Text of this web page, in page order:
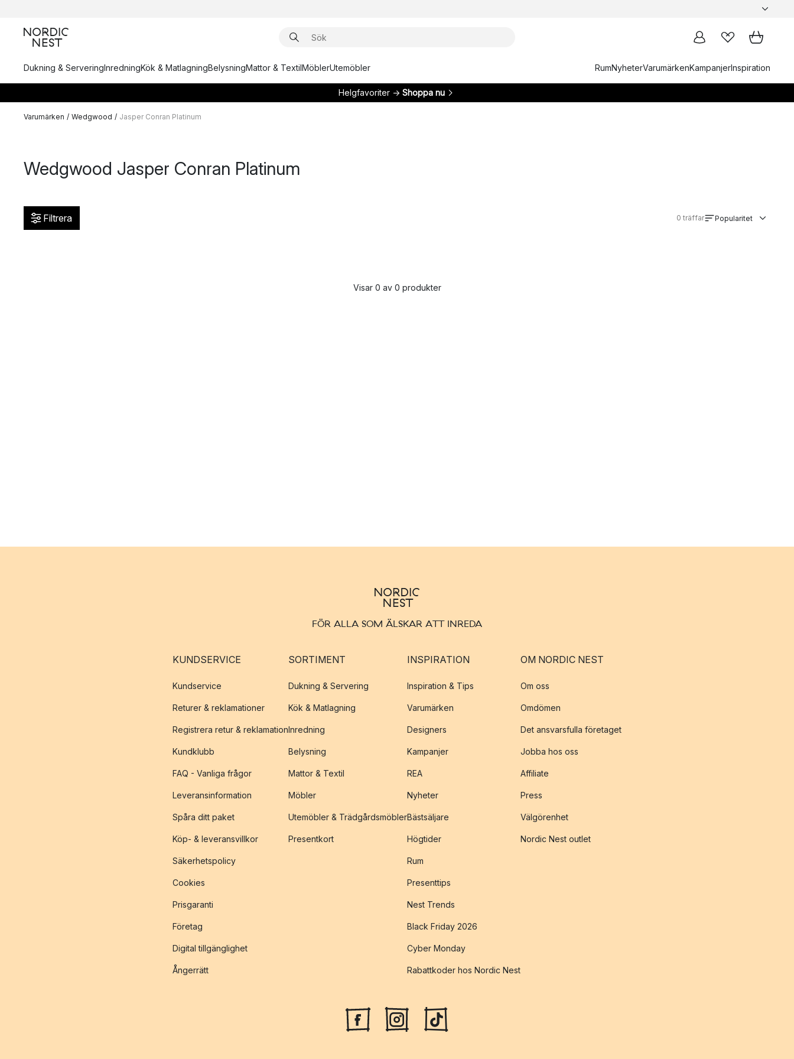
Dukning & ServeringInredningKök & MatlagningBelysningMattor & TextilMöblerUtemöbler RumNyheterVarumärkenKampanjerInspiration
Helgfavoriter → Shoppa nu
Varumärken / Wedgwood / Jasper Conran Platinum
Wedgwood Jasper Conran Platinum
Filtrera 0 träffar Popularitet
Visar 0 av 0 produkter
FÖR ALLA SOM ÄLSKAR ATT INREDA
KUNDSERVICE
Kundservice
Returer & reklamationer
Registrera retur & reklamation
Kundklubb
FAQ - Vanliga frågor
Leveransinformation
Spåra ditt paket
Köp- & leveransvillkor
Säkerhetspolicy
Cookies
Prisgaranti
Företag
Digital tillgänglighet
Ångerrätt
SORTIMENT
Dukning & Servering
Kök & Matlagning
Inredning
Belysning
Mattor & Textil
Möbler
Utemöbler & Trädgårdsmöbler
Presentkort
INSPIRATION
Inspiration & Tips
Varumärken
Designers
Kampanjer
REA
Nyheter
Bästsäljare
Högtider
Rum
Presenttips
Nest Trends
Black Friday 2026
Cyber Monday
Rabattkoder hos Nordic Nest
OM NORDIC NEST
Om oss
Omdömen
Det ansvarsfulla företaget
Jobba hos oss
Affiliate
Press
Välgörenhet
Nordic Nest outlet